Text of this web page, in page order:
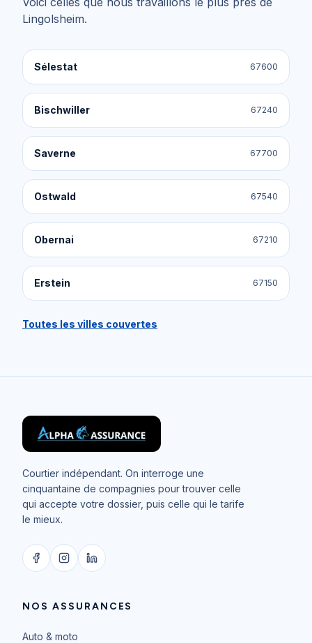
Lingolsheim.
Sélestat 67600
Bischwiller 67240
Saverne 67700
Ostwald 67540
Obernai 67210
Erstein 67150
Toutes les villes couvertes
Courtier indépendant. On interroge une
cinquantaine de compagnies pour trouver celle
qui accepte votre dossier, puis celle qui le tarife
le mieux.
NOS ASSURANCES
Auto & moto